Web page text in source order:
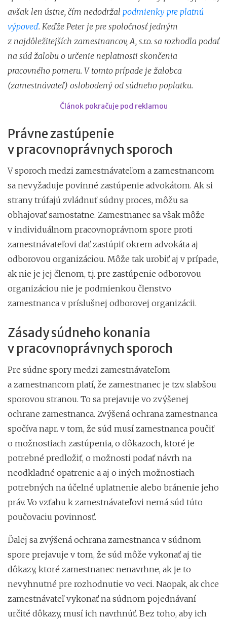
avšak len ústne, čím nedodržal podmienky pre platnú
výpoveď. Keďže Peter je pre spoločnosť jedným
z najdôležitejších zamestnancov, A, s.r.o. sa rozhodla podať
na súd žalobu o určenie neplatnosti skončenia
pracovného pomeru. V tomto prípade je žalobca
(zamestnávateľ) oslobodený od súdneho poplatku.
Článok pokračuje pod reklamou
Právne zastúpenie
v pracovnoprávnych sporoch
V sporoch medzi zamestnávateľom a zamestnancom
sa nevyžaduje povinné zastúpenie advokátom. Ak si
strany trúfajú zvládnuť súdny proces, môžu sa
obhajovať samostatne. Zamestnanec sa však môže
v individuálnom pracovnoprávnom spore proti
zamestnávateľovi dať zastúpiť okrem advokáta aj
odborovou organizáciou. Môže tak urobiť aj v prípade,
ak nie je jej členom, t.j. pre zastúpenie odborovou
organizáciou nie je podmienkou členstvo
zamestnanca v príslušnej odborovej organizácii.
Zásady súdneho konania
v pracovnoprávnych sporoch
Pre súdne spory medzi zamestnávateľom
a zamestnancom platí, že zamestnanec je tzv. slabšou
sporovou stranou. To sa prejavuje vo zvýšenej
ochrane zamestnanca. Zvýšená ochrana zamestnanca
spočíva napr. v tom, že súd musí zamestnanca poučiť
o možnostiach zastúpenia, o dôkazoch, ktoré je
potrebné predložiť, o možnosti podať návrh na
neodkladné opatrenie a aj o iných možnostiach
potrebných na účelné uplatnenie alebo bránenie jeho
práv. Vo vzťahu k zamestnávateľovi nemá súd túto
poučovaciu povinnosť.
Ďalej sa zvýšená ochrana zamestnanca v súdnom
spore prejavuje v tom, že súd môže vykonať aj tie
dôkazy, ktoré zamestnanec nenavrhne, ak je to
nevyhnutné pre rozhodnutie vo veci. Naopak, ak chce
zamestnávateľ vykonať na súdnom pojednávaní
určité dôkazy, musí ich navrhnúť. Bez toho, aby ich